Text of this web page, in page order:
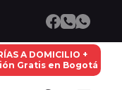
A DOMICILIO +
Gratis en Bogotá